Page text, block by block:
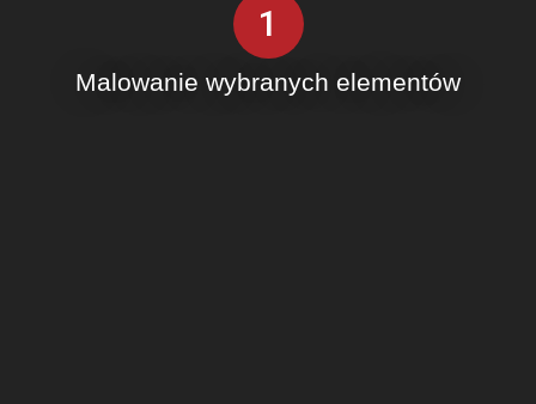
1
Malowanie wybranych elementów